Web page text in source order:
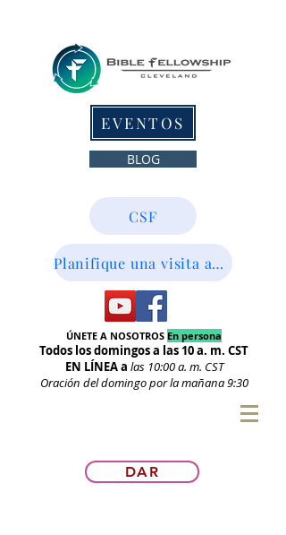
EVENTOS
BLOG
CSF
Planifique una visita aquí
ÚNETE A NOSOTROS En persona
Todos los domingos a las 10 a. m. CST
EN LÍNEA a las 10:00a. m. CST
Oración del domingo por la mañana 9:30
DAR